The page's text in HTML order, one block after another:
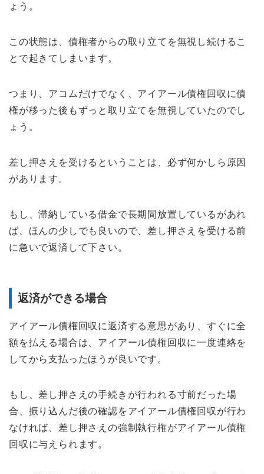
ょう。
この状態は、債権者からの取り立てを無視し続けるこ
とで起きてしまいます。
つまり、アコムだけでなく、アイアール債権回収に債
権が移った後もずっと取り立てを無視していたのでし
ょう。
差し押さえを受けるということは、必ず何かしら原因
があります。
もし、滞納している借金で長期間放置しているがあれ
ば、ほんの少しでも良いので、差し押さえを受ける前
に急いで返済して下さい。
返済ができる場合
アイアール債権回収に返済する意思があり、すぐに全
額を払える場合は、アイアール債権回収に一度連絡を
してから支払ったほうが良いです。
もし、差し押さえの手続きが行われる寸前だった場
合、振り込んだ後の確認をアイアール債権回収が行わ
なければ、差し押さえの強制執行権がアイアール債権
回収に与えられます。